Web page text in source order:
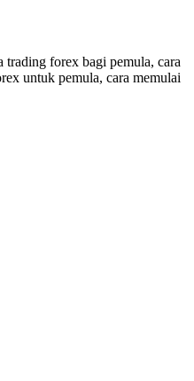
forex bagi pemula, cara
untuk pemula, cara memulai